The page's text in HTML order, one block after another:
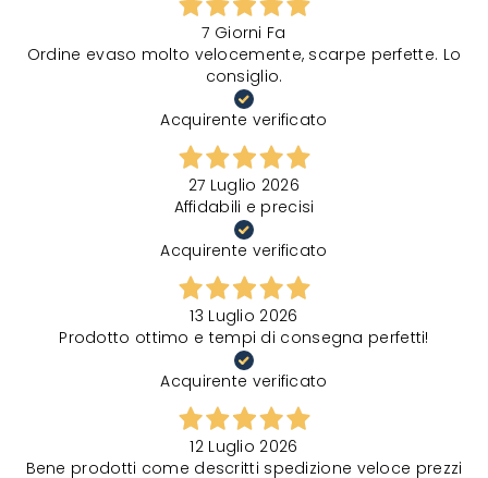
7 Giorni Fa
Ordine evaso molto velocemente, scarpe perfette. Lo
consiglio.
Acquirente verificato
27 Luglio 2026
Affidabili e precisi
Acquirente verificato
13 Luglio 2026
Prodotto ottimo e tempi di consegna perfetti!
Acquirente verificato
12 Luglio 2026
Bene prodotti come descritti spedizione veloce prezzi